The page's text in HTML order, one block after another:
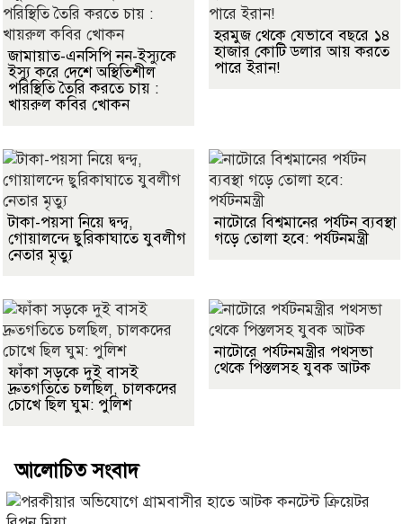
জামায়াত-এনসিপি নন-ইস্যুকে
ইস্যু করে দেশে অস্থিতিশীল
পরিস্থিতি তৈরি করতে চায় :
খায়রুল কবির খোকন
হরমুজ থেকে যেভাবে বছরে ১৪
হাজার কোটি ডলার আয় করতে
পারে ইরান!
টাকা-পয়সা নিয়ে দ্বন্দ্ব,
গোয়ালন্দে ছুরিকাঘাতে যুবলীগ
নেতার মৃত্যু
নাটোরে বিশ্বমানের পর্যটন ব্যবস্থা
গড়ে তোলা হবে: পর্যটনমন্ত্রী
ফাঁকা সড়কে দুই বাসই
দ্রুতগতিতে চলছিল, চালকদের
চোখে ছিল ঘুম: পুলিশ
নাটোরে পর্যটনমন্ত্রীর পথসভা
থেকে পিস্তলসহ যুবক আটক
আলোচিত সংবাদ